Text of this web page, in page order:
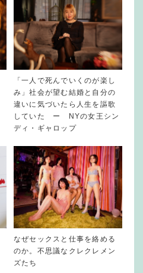
「一人で死んでいくのが楽し
み」社会が望む結婚と自分の
違いに気づいたら人生を謳歌
していた ー NYの女王シン
ディ・ギャロップ
なぜセックスと仕事を絡める
のか。不思議なクレクレメン
ズたち